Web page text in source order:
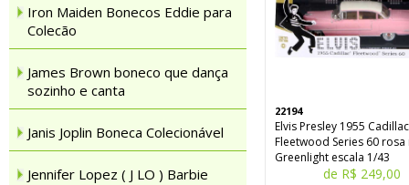
Iron Maiden Bonecos Eddie para
Colecão
James Brown boneco que dança
sozinho e canta
Janis Joplin Boneca Colecionável
Jennifer Lopez ( J LO ) Barbie
22194
Elvis Presley 1955 Cadillac
Fleetwood Series 60 rosa
Greenlight escala 1/43
de R$ 249,00